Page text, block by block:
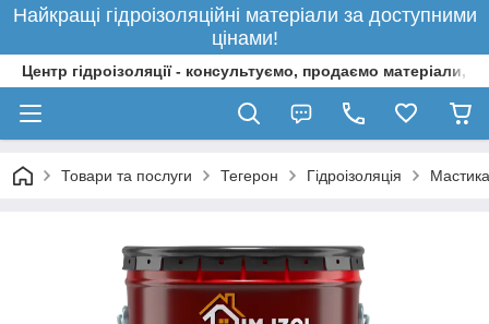
Найкращі гідроізоляційні матеріали за доступними
цінами!
Центр гідроізоляції - консультуємо, продаємо матеріали,
Товари та послуги Тегерон Гідроізоляція